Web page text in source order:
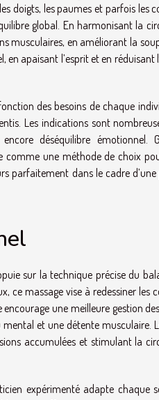
doigts, les paumes et parfois les
global. En harmonisant la
musculaires, en améliorant la
apaisant l’esprit et en réduisant
des besoins de chaque
Les indications sont
déséquilibre émotionnel.
comme une méthode de choix
parfaitement dans le cadre
sur la technique précise du
ce massage vise à redessiner les
une meilleure gestion
et une détente musculaire.
accumulées et stimulant la
expérimenté adapte chaque